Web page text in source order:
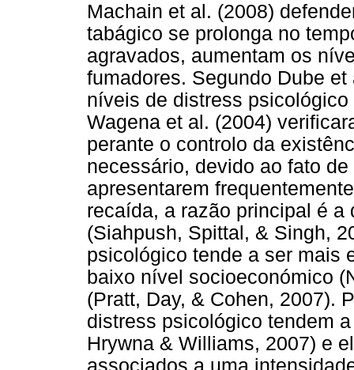
Machain et al. (2008)
tabágico se prolonga no
agravados, aumentam os
fumadores. Segundo Dube
níveis de distress
Wagena et al. (2004)
perante o controlo da
necessário, devido ao fato
apresentarem
recaída, a razão principal é
(Siahpush, Spittal, & Singh,
psicológico tende a ser mais
baixo nível socioeconómico
(Pratt, Day, & Cohen, 2007).
distress psicológico tendem
Hrywna & Williams, 2007) e
associados a uma